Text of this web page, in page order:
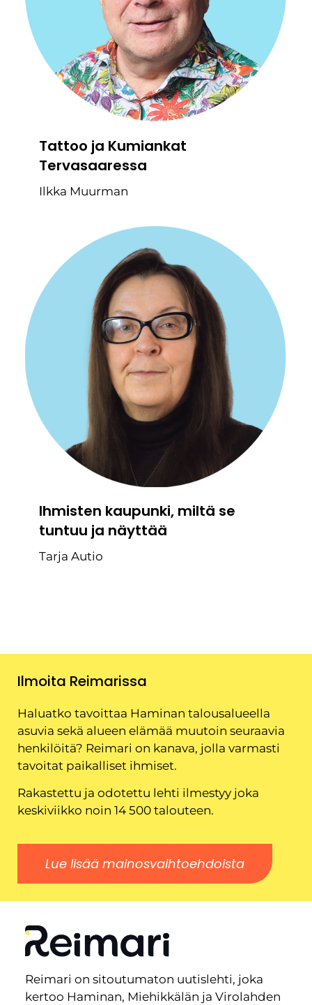
Tattoo ja Kumiankat
Tervasaaressa
Ilkka Muurman
Ihmisten kaupunki, miltä se
tuntuu ja näyttää
Tarja Autio
Ilmoita Reimarissa
Haluatko tavoittaa Haminan talousalueella
asuvia sekä alueen elämää muutoin seuraavia
henkilöitä? Reimari on kanava, jolla varmasti
tavoitat paikalliset ihmiset.
Rakastettu ja odotettu lehti ilmestyy joka
keskiviikko noin 14 500 talouteen.
Lue lisää mainosvaihtoehdoista
Reimari on sitoutumaton uutislehti, joka
kertoo Haminan, Miehikkälän ja Virolahden